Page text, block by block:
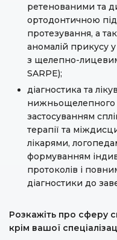
ретенованими та
ортодонтичною
протезування, а
аномалій прикусу
з щелепно-
SARPE);
діагностика та
нижньощелепного
застосуванням
терапії та
лікарями,
формуванням
протоколів і
діагностики до
Розкажіть про сферу
крім вашої